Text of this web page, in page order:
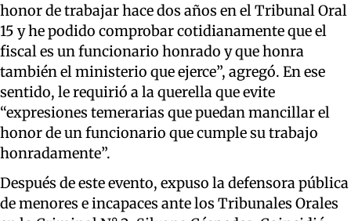
honor de trabajar hace dos años en el Tribunal Oral
15 y he podido comprobar cotidianamente que el
fiscal es un funcionario honrado y que honra
también el ministerio que ejerce”, agregó. En ese
sentido, le requirió a la querella que evite
“expresiones temerarias que puedan mancillar el
honor de un funcionario que cumple su trabajo
honradamente”.
Después de este evento, expuso la defensora pública
de menores e incapaces ante los Tribunales Orales